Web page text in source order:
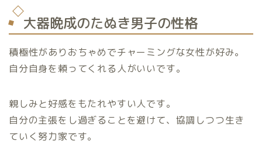
大器晩成のたぬき男子の性格
積極性がありおちゃめでチャーミングな女性が好み。
自分自身を頼ってくれる人がいいです。
親しみと好感をもたれやすい人です。
自分の主張をし過ぎることを避けて、協調しつつ生き
ていく努力家です。